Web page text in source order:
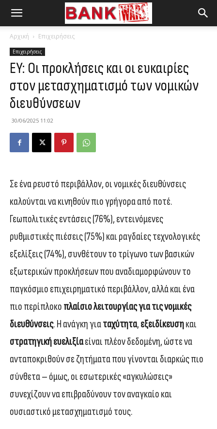
Αρχική Επιχειρήσεις
Επιχειρήσεις
EY: Οι προκλήσεις και οι ευκαιρίες
στον μετασχηματισμό των νομικών
διευθύνσεων
30/06/2025 11:02
Σε ένα ρευστό περιβάλλον, οι νομικές διευθύνσεις
καλούνται να κινηθούν πιο γρήγορα από ποτέ.
Γεωπολιτικές εντάσεις (76%), εντεινόμενες
ρυθμιστικές πιέσεις (75%) και ραγδαίες τεχνολογικές
εξελίξεις (74%), συνθέτουν το τρίγωνο των βασικών
εξωτερικών προκλήσεων που αναδιαμορφώνουν το
παγκόσμιο επιχειρηματικό περιβάλλον, αλλά και ένα
πιο περίπλοκο πλαίσιο λειτουργίας για τις νομικές
διευθύνσεις. Η ανάγκη γιαταχύτητα, εξειδίκευσηκαι
στρατηγική ευελιξίαείναι πλέον δεδομένη, ώστε να
ανταποκριθούν σε ζητήματα που γίνονται διαρκώς πιο
σύνθετα – όμως, οι εσωτερικές «αγκυλώσεις»
συνεχίζουν να επιβραδύνουν τον αναγκαίο και
ουσιαστικό μετασχηματισμό τους.